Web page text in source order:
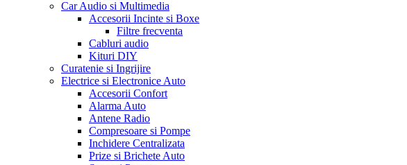
Car Audio si Multimedia
Accesorii Incinte si Boxe
Filtre frecventa
Cabluri audio
Kituri DIY
Curatenie si Ingrijire
Electrice si Electronice Auto
Accesorii Confort
Alarma Auto
Antene Radio
Compresoare si Pompe
Inchidere Centralizata
Prize si Brichete Auto